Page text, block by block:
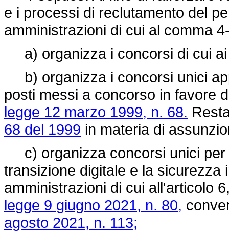
e i processi di reclutamento del
amministrazioni di cui al comma
a) organizza i concorsi di cui ai
b) organizza i concorsi unici
posti messi a concorso in favore
legge 12 marzo 1999, n. 68.
68 del 1999 in materia di
c) organizza concorsi unici per
transizione digitale e la sicurezza
amministrazioni di cui all'articolo
legge 9 giugno 2021, n. 80,
agosto 2021, n. 113;